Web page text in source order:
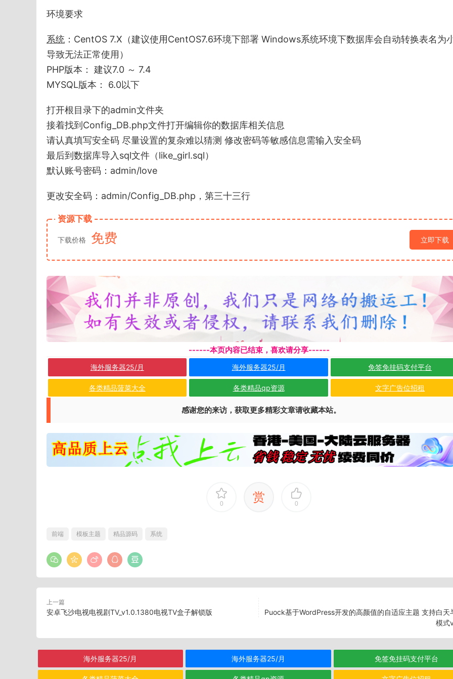
环境要求
系统 ：CentOS 7.X（建议使用CentOS7.6环境下部署 Windows系统环境下数据库会自动转换表名为
导致无法正常使用）
PHP版本： 建议7.0 ～ 7.4
MYSQL版本： 6.0以下
打开根目录下的admin文件夹
接着找到Config_DB.php文件打开编辑你的数据库相关信息
请认真填写安全码 尽量设置的复杂难以猜测 修改密码等敏感信息需输入安全码
最后到数据库导入sql文件（like_girl.sql）
默认账号密码：admin/love
更改安全码：admin/Config_DB.php，第三十三行
资源下载
下载价格 免费 立即下载
------本页内容已结束，喜欢请分享------
海外服务器25/月 海外服务器25/月 免签免挂码支付平台
各类精品菠菜大全 各类精品qp资源 文字广告位招租
感谢您的来访，获取更多精彩文章请收藏本站。
0 赏 0
前端 模板主题 精品源码 系统
上一篇
安卓飞沙电视电视剧TV_v1.0.1380电视TV盒子解锁版
Puock基于WordPress开发的高颜值的自适应主题 支持白天
模式
海外服务器25/月 海外服务器25/月 免签免挂码支付平台